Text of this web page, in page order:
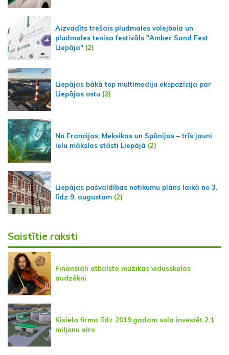
Aizvadīts trešais pludmales volejbola un
pludmales tenisa festivāls "Amber Sand Fest
Liepāja" (2)
Liepājas bākā top multimediju ekspozīcija par
Liepājas ostu (2)
No Francijas, Meksikas un Spānijas – trīs jauni
ielu mākslas stāsti Liepājā (2)
Liepājas pašvaldības notikumu plāns laikā no 3.
līdz 9. augustam (2)
Saistītie raksti
Finansiāli atbalsta mūzikas vidusskolas
audzēkni
Kisiela firma līdz 2019.gadam sola investēt 2,1
miljonu eiro